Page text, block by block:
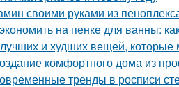
своими руками из
на пенке для ванны:
и худших вещей, которые
комфортного дома из
тренды в росписи